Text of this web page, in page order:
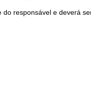
responsável e deverá